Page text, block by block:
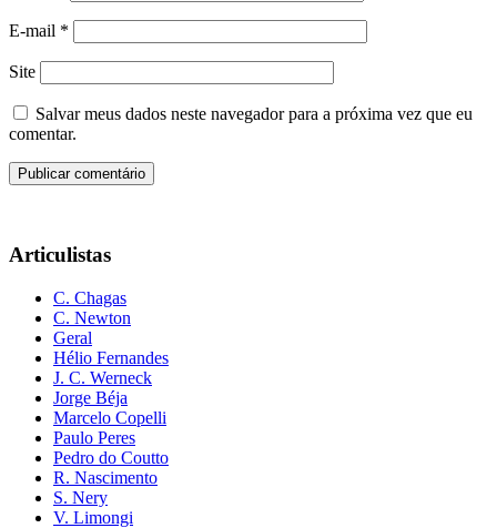
E-mail *
Site
Salvar meus dados neste navegador para a próxima vez que eu
comentar.
Articulistas
C. Chagas
C. Newton
Geral
Hélio Fernandes
J. C. Werneck
Jorge Béja
Marcelo Copelli
Paulo Peres
Pedro do Coutto
R. Nascimento
S. Nery
V. Limongi